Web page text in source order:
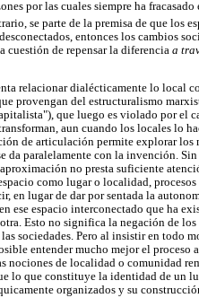
por las cuales siempre ha
se parte de la premisa de que los
entonces los cambios
cuestión de repensar la diferencia a
relacionar dialécticamente lo local
provengan del estructuralismo
que luego es violado por el
aun cuando los locales lo
de articulación permite explorar
da paralelamente con la invención.
no presta suficiente
como lugar o localidad, procesos
en lugar de dar por sentada la
en ese espacio interconectado que ha
Esto no significa la negación de los
sociedades. Pero al insistir en todo
entender mucho mejor el proceso
nociones de localidad o comunidad
lo que constituye la identidad de un
organizados y su